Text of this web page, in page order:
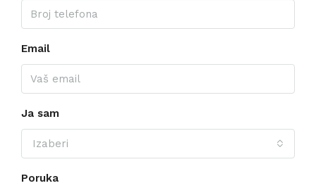
Email
Ja sam
Izaberi
Poruka